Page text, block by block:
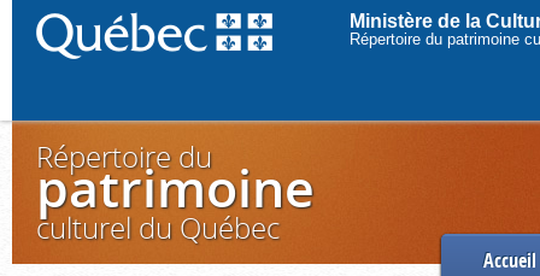
Ministère de la
Répertoire du patrimoine
Répertoire du
patrimoine
culturel du Québec
Accueil